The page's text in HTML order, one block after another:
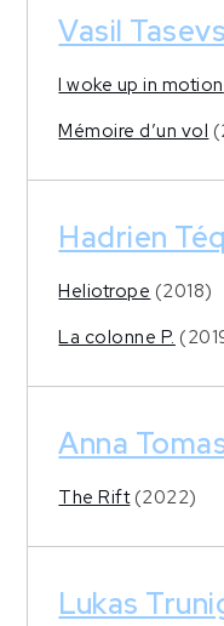
Vasil
I woke up in motion
Mémoire d’un vol
Hadrien
Heliotrope (2018)
La colonne P.
Anna
The Rift(2022)
Lukas